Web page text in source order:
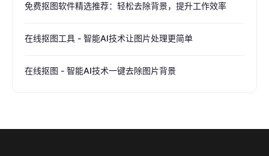
免费抠图软件精选推荐：轻松去除背景，提升工作效率
在线抠图工具 - 智能AI技术让图片处理更简单
在线抠图 - 智能AI技术一键去除图片背景